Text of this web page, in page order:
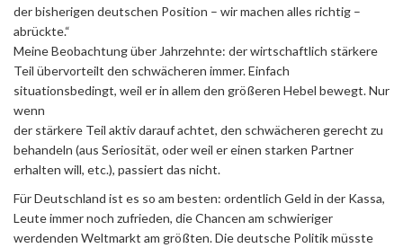
der bisherigen deutschen Position – wir machen alles richtig –
abrückte.“
Meine Beobachtung über Jahrzehnte: der wirtschaftlich stärkere
Teil übervorteilt den schwächeren immer. Einfach
situationsbedingt, weil er in allem den größeren Hebel bewegt. Nur
wenn
der stärkere Teil aktiv darauf achtet, den schwächeren gerecht zu
behandeln (aus Seriosität, oder weil er einen starken Partner
erhalten will, etc.), passiert das nicht.
Für Deutschland ist es so am besten: ordentlich Geld in der Kassa,
Leute immer noch zufrieden, die Chancen am schwieriger
werdenden Weltmarkt am größten. Die deutsche Politik müsste